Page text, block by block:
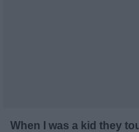
When I was a kid they